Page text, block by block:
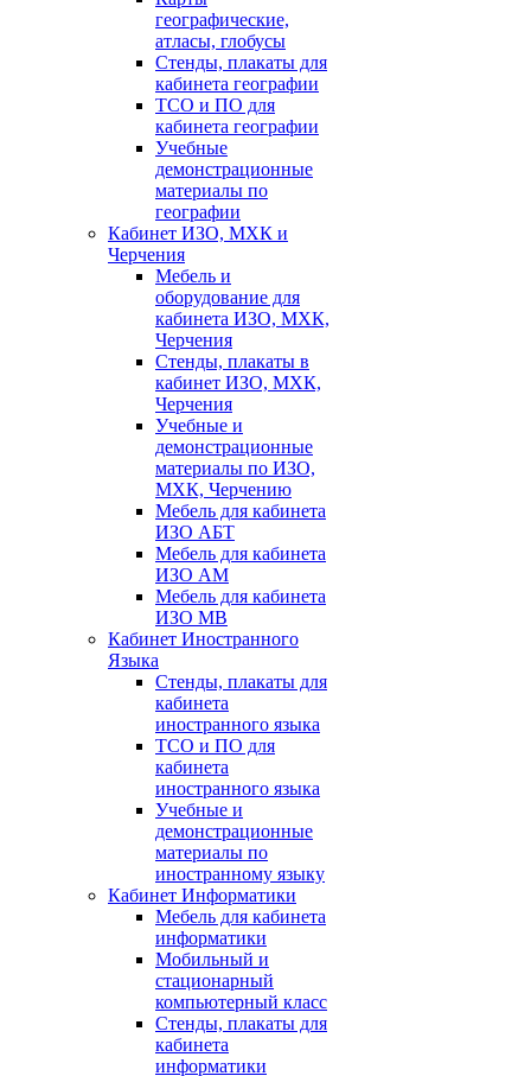
географические,
атласы, глобусы
Стенды, плакаты для
кабинета географии
ТСО и ПО для
кабинета географии
Учебные
демонстрационные
материалы по
географии
Кабинет ИЗО, МХК и
Черчения
Мебель и
оборудование для
кабинета ИЗО, МХК,
Черчения
Стенды, плакаты в
кабинет ИЗО, МХК,
Черчения
Учебные и
демонстрационные
материалы по ИЗО,
МХК, Черчению
Мебель для кабинета
ИЗО АБТ
Мебель для кабинета
ИЗО АМ
Мебель для кабинета
ИЗО МВ
Кабинет Иностранного
Языка
Стенды, плакаты для
кабинета
иностранного языка
ТСО и ПО для
кабинета
иностранного языка
Учебные и
демонстрационные
материалы по
иностранному языку
Кабинет Информатики
Мебель для кабинета
информатики
Мобильный и
стационарный
компьютерный класс
Стенды, плакаты для
кабинета
информатики